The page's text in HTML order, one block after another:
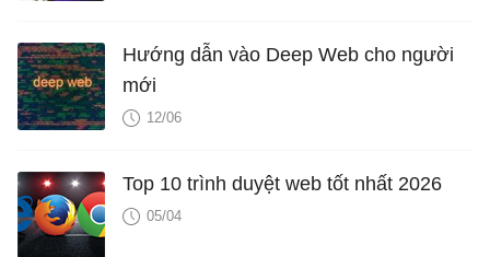
Hướng dẫn vào Deep Web cho người
mới
12/06
Top 10 trình duyệt web tốt nhất 2026
05/04